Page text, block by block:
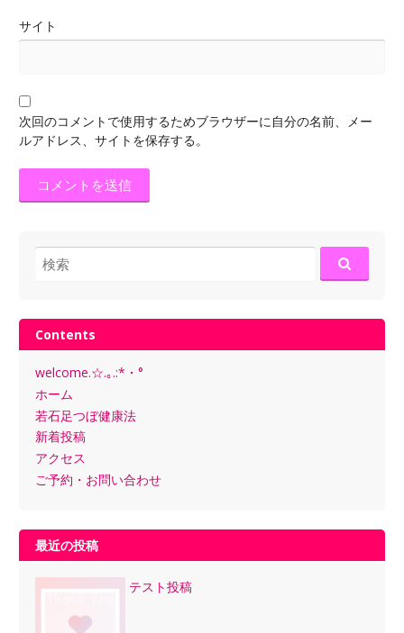
サイト
次回のコメントで使用するためブラウザーに自分の名前、メー
ルアドレス、サイトを保存する。
検
索:
Contents
welcome.☆.｡.:*・°
ホーム
若石足つぼ健康法
新着投稿
アクセス
ご予約・お問い合わせ
最近の投稿
テスト投稿